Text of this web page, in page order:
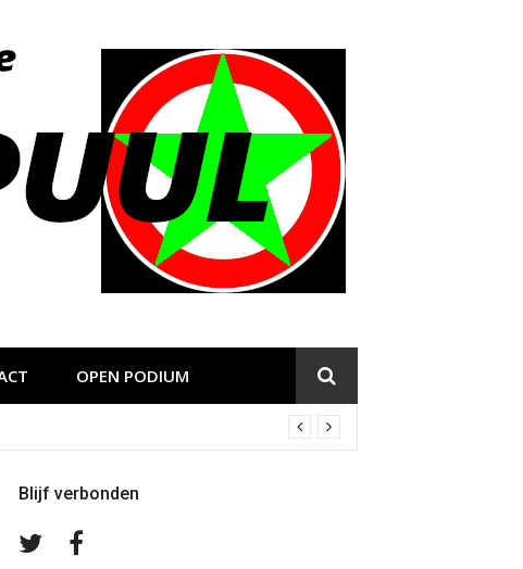
OPEN PODIUM
Blijf verbonden
Volg